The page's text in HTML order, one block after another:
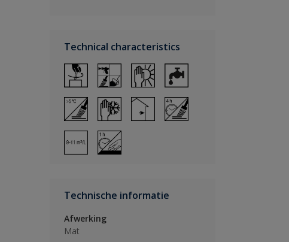
Technical characteristics
Technische informatie
Afwerking
Mat